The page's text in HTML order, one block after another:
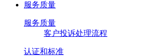
服务质量
服务质量
客户投诉处理流程
认证和标准